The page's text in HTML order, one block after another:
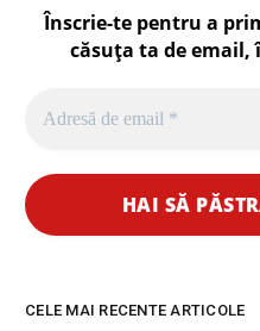
Înscrie-te pentru a
căsuța ta de email,
CELE MAI RECENTE ARTICOLE